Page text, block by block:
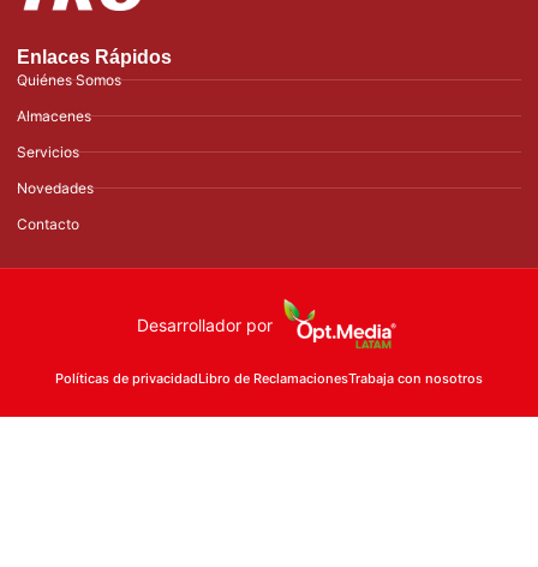
Enlaces Rápidos
Quiénes Somos
Almacenes
Servicios
Novedades
Contacto
Desarrollador por
Políticas de privacidadLibro de ReclamacionesTrabaja con nosotros